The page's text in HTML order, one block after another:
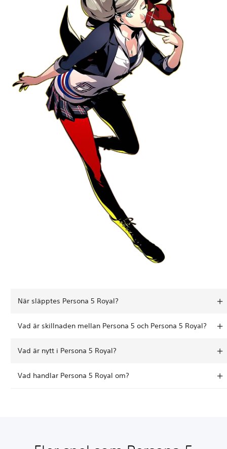
När släpptes Persona 5 Royal?
Vad är skillnaden mellan Persona 5 och Persona 5 Royal?
Vad är nytt i Persona 5 Royal?
Vad handlar Persona 5 Royal om?